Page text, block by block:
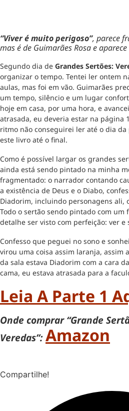
“Viver é muito perigoso”, parece
mas é de Guimarães Rosa e
Segundo dia de Grandes Sertões:
organizar o tempo. Tentei ler ontem
aulas, mas foi em vão. Guimarães
um tempo, silêncio e um lugar
hoje em casa, por uma hora, e
atrasada, eu deveria estar na página
ritmo não conseguirei ler até o dia
este livro até o final.
Como é possível largar os grandes
ainda está sendo pintado na minha
fragmentado: o narrador contando
a existência de Deus e o Diabo,
Diadorim, incluindo personagens ali,
Todo o sertão sendo pintado com um
detalhe ser visto com perfeição: ver e
Confesso que peguei no sono e
virou uma coisa assim laranja, assim
da sala estava Diadorim com a cara
cama, eu estava atrasada para a
Leia A Parte 1
Onde comprar “Grande
Veredas”:Amazon
Compartilhe!